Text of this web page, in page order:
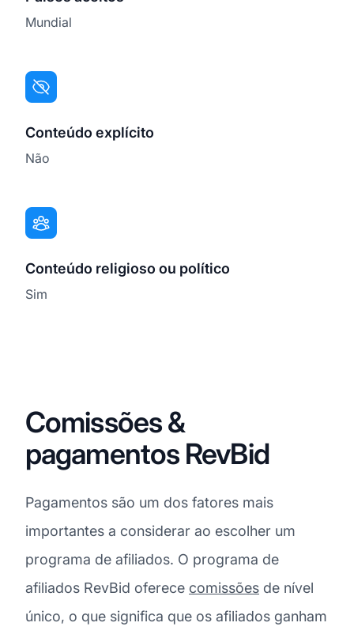
Mundial
Conteúdo explícito
Não
Conteúdo religioso ou político
Sim
Comissões &
pagamentos RevBid
Pagamentos são um dos fatores mais
importantes a considerar ao escolher um
programa de afiliados. O programa de
afiliados RevBid oferece comissões de nível
único, o que significa que os afiliados ganham